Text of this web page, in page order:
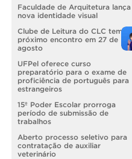
Faculdade de Arquitetura lança
nova identidade visual
Clube de Leitura do CLC tem
próximo encontro em 27 de
agosto
UFPel oferece curso
preparatório para o exame de
proficiência de português para
estrangeiros
15º Poder Escolar prorroga
período de submissão de
trabalhos
Aberto processo seletivo para
contratação de auxiliar
veterinário